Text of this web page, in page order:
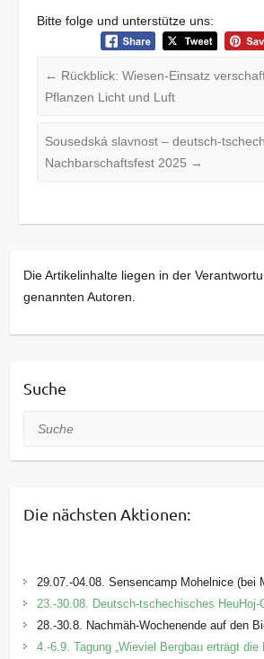
Bitte folge und unterstütze uns:
← Rückblick: Wiesen-Einsatz
Pflanzen Licht und Luft
Sousedská slavnost – deutsch-
Nachbarschaftsfest 2025 →
Die Artikelinhalte liegen in der
genannten Autoren.
Suche
Suche
Die nächsten Aktionen:
29.07.-04.08. Sensencamp Mohelnice (bei
23.-30.08. Deutsch-tschechisches HeuHoj-
28.-30.8. Nachmäh-Wochenende auf den
4.-6.9. Tagung „Wieviel Bergbau erträgt die